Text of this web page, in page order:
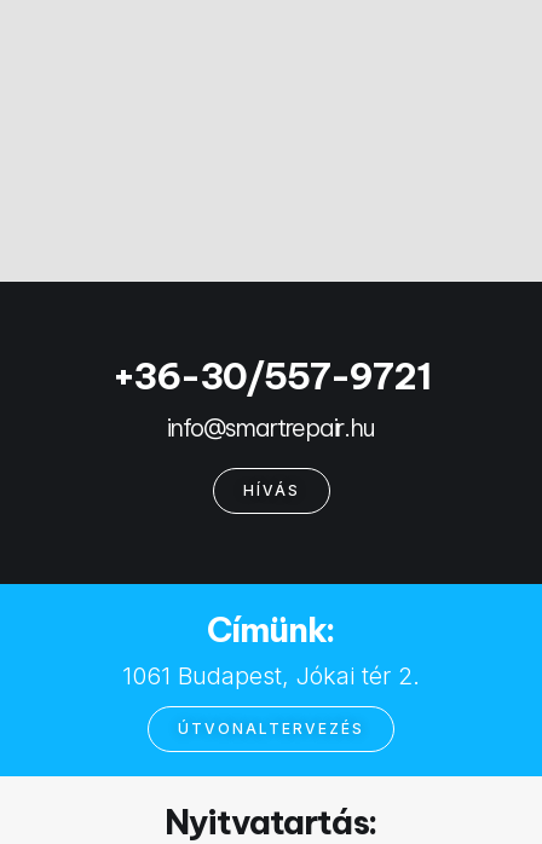
+36-30/557-9721
info@smartrepair.hu
HÍVÁS
Címünk:
1061 Budapest, Jókai tér 2.
ÚTVONALTERVEZÉS
Nyitvatartás: